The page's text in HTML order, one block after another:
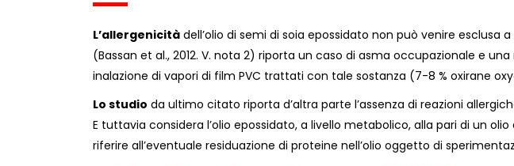
L’allergenicità dell’olio di semi di soia epossidato non può venire esclusa
(Bassan et al., 2012. V. nota 2) riporta un caso di asma occupazionale e
inalazione di vapori di film PVC trattati con tale sostanza (7-8 % oxirane
Lo studio da ultimo citato riporta d’altra parte l’assenza di reazioni
E tuttavia considera l’olio epossidato, a livello metabolico, alla pari di un
riferire all’eventuale residuazione di proteine nell’olio oggetto di